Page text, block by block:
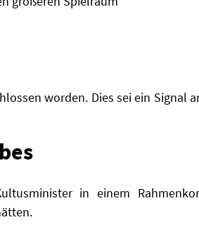
worden. Dies sei ein Signal
in einem